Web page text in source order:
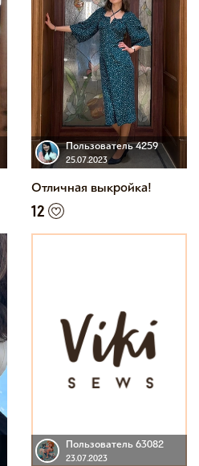
Пользователь 4259
25.07.2023
Отличная выкройка!
12
Пользователь 63082
23.07.2023